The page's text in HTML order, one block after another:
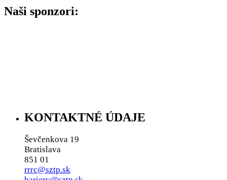
Naši sponzori:
KONTAKTNÉ ÚDAJE
Ševčenkova 19
Bratislava
851 01
rrrc@sztp.sk